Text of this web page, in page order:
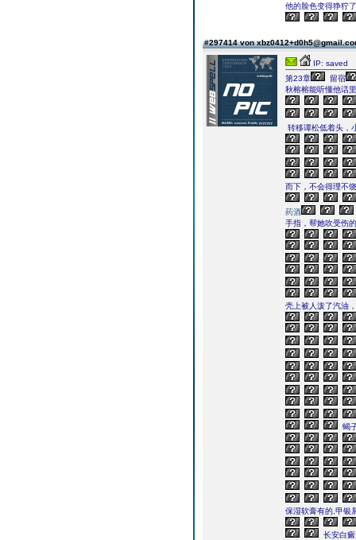
他的脸色变得狰狞
#297414 von
IP: saved
第23章
留宿
秋榕榕能听懂他话
转移谭松低着头，
而下，不会得理不
药酒
手指，帮她吹受伤
壳上被人泼了汽油
蝎
保湿软膏有的,甲银
长安白